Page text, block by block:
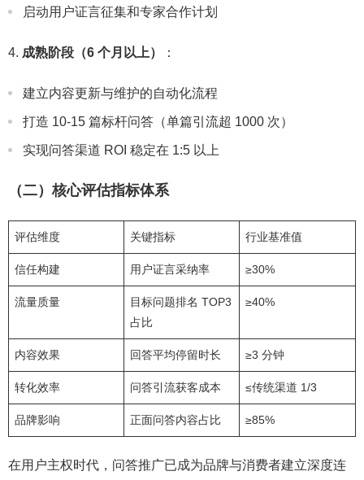
启动用户证言征集和专家合作计划
成熟阶段（6 个月以上） ：
建立内容更新与维护的自动化流程
打造 10-15 篇标杆问答（单篇引流超 1000 次）
实现问答渠道 ROI 稳定在 1:5 以上
（二）核心评估指标体系
评估维度 关键指标 行业基准值
信任构建 用户证言采纳率 ≥30%
流量质量
目标问题排名 TOP3
占比
≥40%
内容效果 回答平均停留时长 ≥3 分钟
转化效率 问答引流获客成本 ≤传统渠道 1/3
品牌影响 正面问答内容占比 ≥85%
在用户主权时代，问答推广已成为品牌与消费者建立深度连